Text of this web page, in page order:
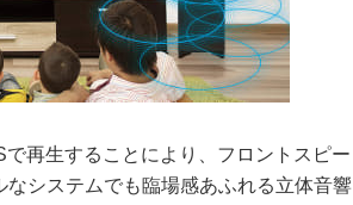
再生することにより、フロントスピー
システムでも臨場感あふれる立体音響